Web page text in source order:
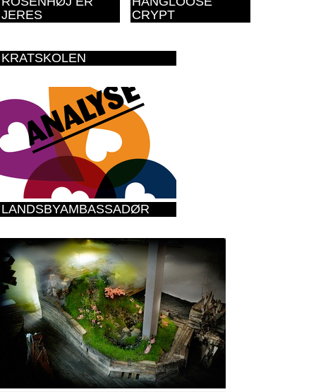
JERES
CRYPT
KRATSKOLEN
LANDSBYAMBASSADØR